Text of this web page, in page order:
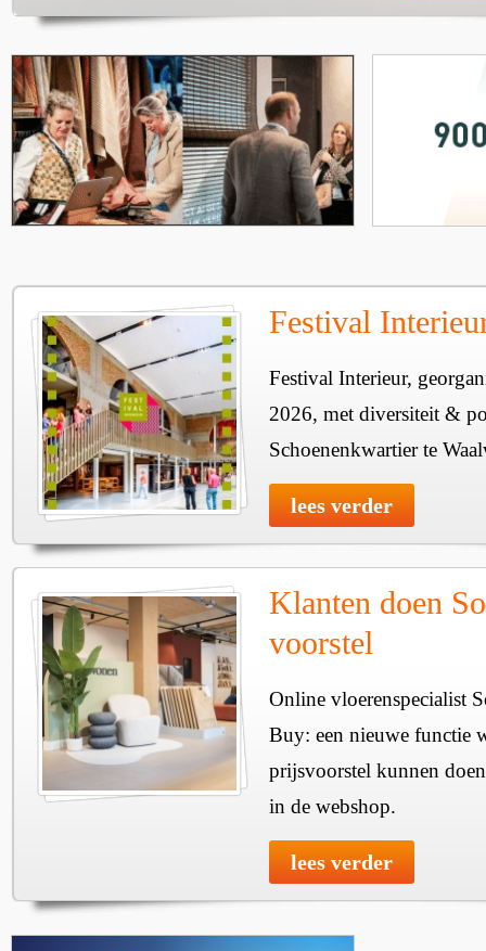
Festival
Festival Interieur,
2026, met diversiteit &
Schoenenkwartier te
lees verder
Klanten doen
voorstel
Online vloerenspecialist
Buy: een nieuwe functie
prijsvoorstel kunnen
in de webshop.
lees verder